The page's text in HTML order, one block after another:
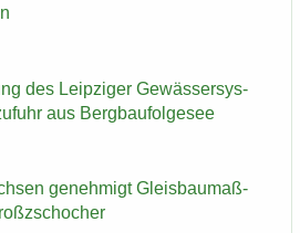
des Leip­zi­ger Ge­wäs­ser­sys­
aus Berg­bau­fol­ge­see
ge­neh­migt Gleis­bau­maß­